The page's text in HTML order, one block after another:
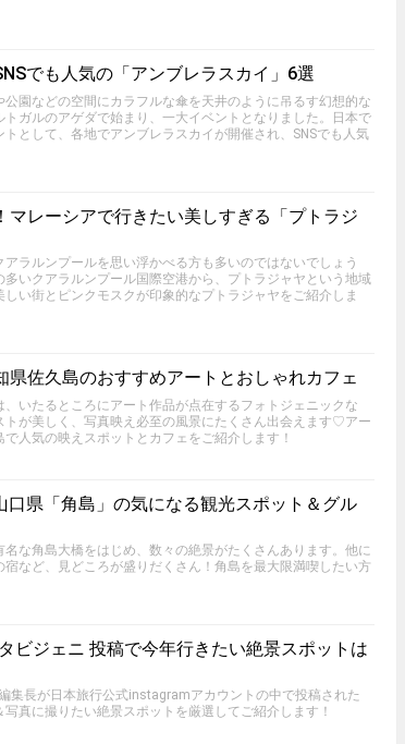
でも人気の「アンブレラスカイ」6選
園などの空間にカラフルな傘を天井のように吊るす幻想的な
ガルのアゲダで始まり、一大イベントとなりました。日本で
として、各地でアンブレラスカイが開催され、SNSでも人気
マレーシアで行きたい美しすぎる「プトラジ
ラルンプールを思い浮かべる方も多いのではないでしょう
いクアラルンプール国際空港から、プトラジャヤという地域
い街とピンクモスクが印象的なプトラジャヤをご紹介しま
佐久島のおすすめアートとおしゃれカフェ
いたるところにアート作品が点在するフォトジェニックな
トが美しく、写真映え必至の風景にたくさん出会えます♡アー
で人気の映えスポットとカフェをご紹介します！
口県「角島」の気になる観光スポット＆グル
な角島大橋をはじめ、数々の絶景がたくさんあります。他に
宿など、見どころが盛りだくさん！角島を最大限満喫したい方
ビジェニ 投稿で今年行きたい絶景スポットは
集長が日本旅行公式instagramアカウントの中で投稿された
真に撮りたい絶景スポットを厳選してご紹介します！